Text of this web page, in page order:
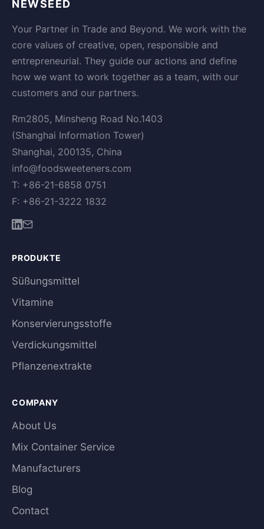
NEWSEED
Your Partner in Trade and Beyond. We work with the
core values of creative, open, responsible and
entrepreneurial. They guide our actions and define
how we want to work together as a team, with our
customers and our partners.
Rm2805, Minsheng Road No.1403
(Shanghai Information Tower)
Shanghai, 200135, China
info@foodsweeteners.com
T: +86-21-6858 0751
F: +86-21-3222 1832
PRODUKTE
Süßungsmittel
Vitamine
Konservierungsstoffe
Verdickungsmittel
Pflanzenextrakte
COMPANY
About Us
Mix Container Service
Manufacturers
Blog
Contact